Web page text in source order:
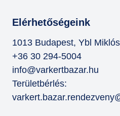
Elérhetőségeink
1013 Budapest, Ybl
+36 30 294-5004
info@varkertbazar.hu
Területbérlés: